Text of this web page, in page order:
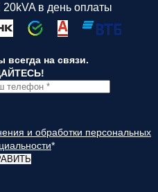
в день оплаты
на связи.
и обработки персональных
*